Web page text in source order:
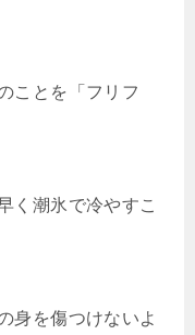
ことを「フリフ
く潮氷で冷やすこ
身を傷つけないよ